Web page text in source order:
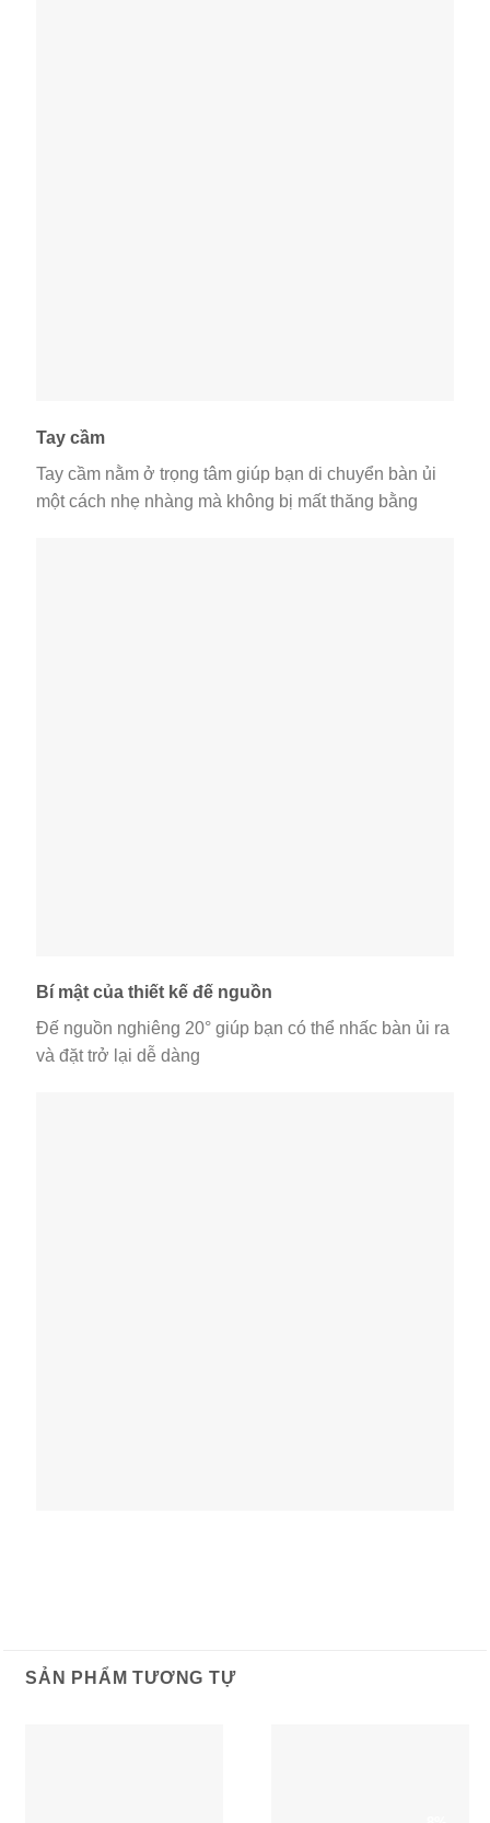
Tay cầm
Tay cầm nằm ở trọng tâm giúp bạn di chuyển bàn ủi
một cách nhẹ nhàng mà không bị mất thăng bằng
Bí mật của thiết kế đế nguồn
Đế nguồn nghiêng 20° giúp bạn có thể nhấc bàn ủi ra
và đặt trở lại dễ dàng
SẢN PHẨM TƯƠNG TỰ